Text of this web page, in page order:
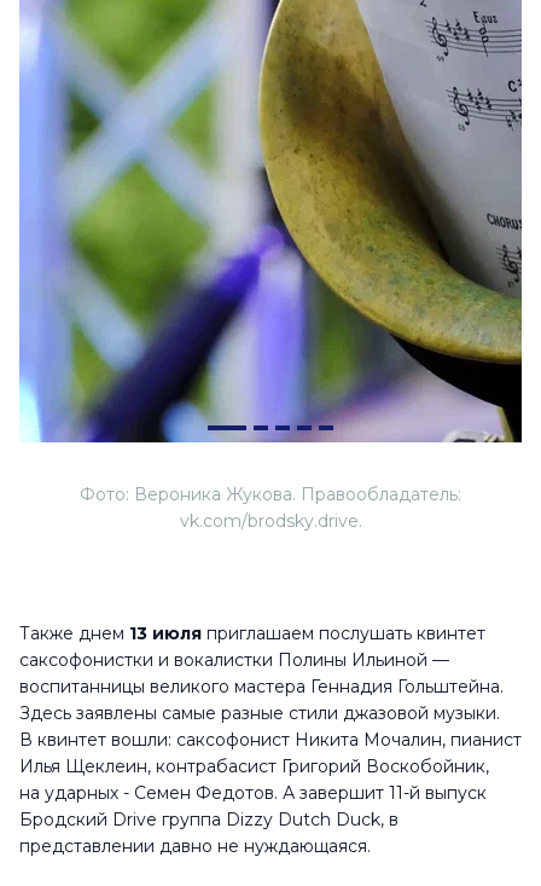
Фото: Вероника Жукова. Правообладатель:
vk.com/brodsky.drive.
Также днем 13 июля приглашаем послушать квинтет
саксофонистки и вокалистки Полины Ильиной —
воспитанницы великого мастера Геннадия Гольштейна.
Здесь заявлены самые разные стили джазовой музыки.
В квинтет вошли: саксофонист Никита Мочалин, пианист
Илья Щеклеин, контрабасист Григорий Воскобойник,
на ударных - Семен Федотов. А завершит 11-й выпуск
Бродский Drive группа Dizzy Dutch Duck, в
представлении давно не нуждающаяся.